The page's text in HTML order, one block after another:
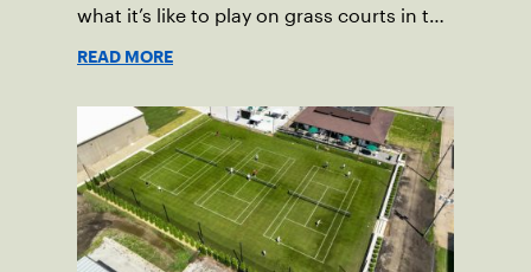
what it’s like to play on grass courts in the
READ MORE